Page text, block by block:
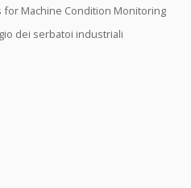
for Machine Condition Monitoring
dei serbatoi industriali